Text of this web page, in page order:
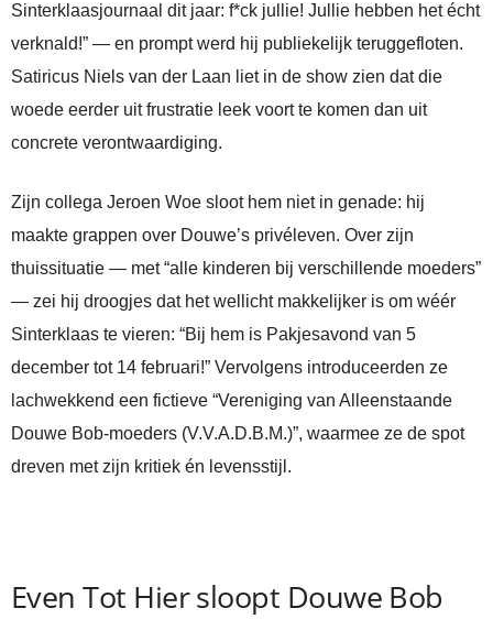
Sinterklaasjournaal dit jaar: f*ck jullie! Jullie hebben het écht
verknald!” — en prompt werd hij publiekelijk teruggefloten.
Satiricus Niels van der Laan liet in de show zien dat die
woede eerder uit frustratie leek voort te komen dan uit
concrete verontwaardiging.
Zijn collega Jeroen Woe sloot hem niet in genade: hij
maakte grappen over Douwe’s privéleven. Over zijn
thuissituatie — met “alle kinderen bij verschillende moeders”
— zei hij droogjes dat het wellicht makkelijker is om wéér
Sinterklaas te vieren: “Bij hem is Pakjesavond van 5
december tot 14 februari!” Vervolgens introduceerden ze
lachwekkend een fictieve “Vereniging van Alleenstaande
Douwe Bob-moeders (V.V.A.D.B.M.)”, waarmee ze de spot
dreven met zijn kritiek én levensstijl.
Even Tot Hier sloopt Douwe Bob